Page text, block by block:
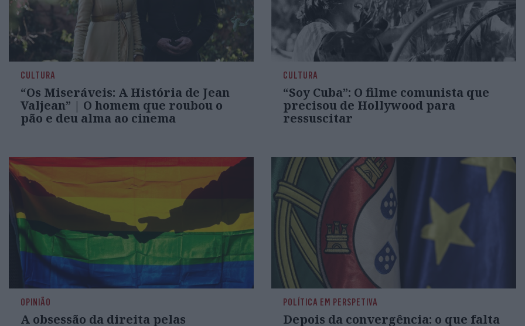
CULTURA
“Os Miseráveis: A História de Jean
Valjean” | O homem que roubou o
pão e deu alma ao cinema
CULTURA
“Soy Cuba”: O filme comunista que
precisou de Hollywood para
ressuscitar
OPINIÃO
A obsessão da direita pelas
POLÍTICA EM PERSPETIVA
Depois da convergência: o que falta